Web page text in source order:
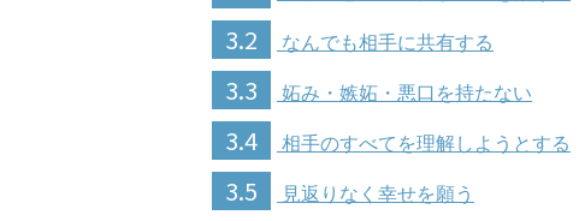
3.2 なんでも相手に共有する
3.3 妬み・嫉妬・悪口を持たない
3.4 相手のすべてを理解しようとする
3.5 見返りなく幸せを願う